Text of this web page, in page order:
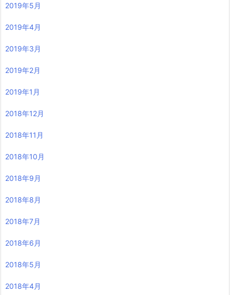
2019年5月
2019年4月
2019年3月
2019年2月
2019年1月
2018年12月
2018年11月
2018年10月
2018年9月
2018年8月
2018年7月
2018年6月
2018年5月
2018年4月